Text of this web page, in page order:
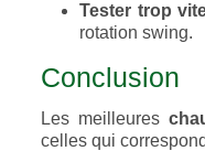
Tester trop
rotation swing.
Conclusion
Les meilleures
celles qui